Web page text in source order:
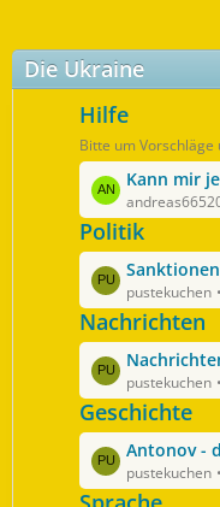
Die Ukraine
Hilfe
Bitte um
L
e
t
z
t
e
B
e
i
t
r
ä
g
e
Kann mir
Politik
L
e
t
z
t
e
B
e
i
t
pustekuchen
Nachrichten
L
e
t
z
t
e
pustekuchen
Geschichte
L
e
t
Antonov - die
pustekuchen